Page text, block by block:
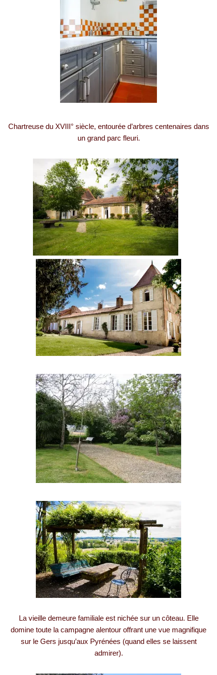
Chartreuse du XVIII° siècle, entourée d’arbres centenaires dans
un grand parc fleuri.
La vieille demeure familiale est nichée sur un côteau. Elle
domine toute la campagne alentour offrant une vue magnifique
sur le Gers jusqu’aux Pyrénées (quand elles se laissent
admirer).